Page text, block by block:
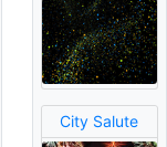
City Salute